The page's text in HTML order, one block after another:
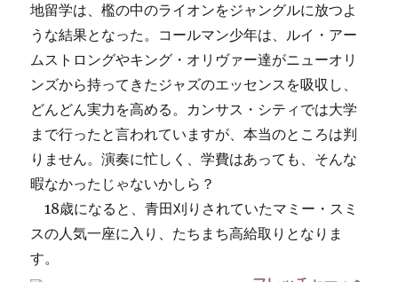
地留学は、檻の中のライオンをジャングルに放つよ
うな結果となった。コールマン少年は、ルイ・アー
ムストロングやキング・オリヴァー達がニューオリ
ンズから持ってきたジャズのエッセンスを吸収し、
どんどん実力を高める。カンサス・シティでは大学
まで行ったと言われていますが、本当のところは判
りません。演奏に忙しく、学費はあっても、そんな
暇なかったじゃないかしら？
18歳になると、青田刈りされていたマミー・スミ
スの人気一座に入り、たちまち高給取りとなりま
す。